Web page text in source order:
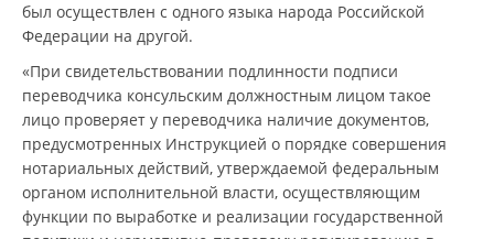
был осуществлен с одного языка народа Российской
Федерации на другой.
«При свидетельствовании подлинности подписи
переводчика консульским должностным лицом такое
лицо проверяет у переводчика наличие документов,
предусмотренных Инструкцией о порядке совершения
нотариальных действий, утверждаемой федеральным
органом исполнительной власти, осуществляющим
функции по выработке и реализации государственной